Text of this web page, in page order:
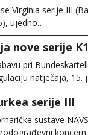
Virginia serije III
ujedno…
nove serije
pri
natječaja, 15.
serije III
sustave